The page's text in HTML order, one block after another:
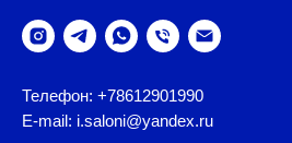
Телефон: +78612901990
E-mail: i.saloni@yandex.ru